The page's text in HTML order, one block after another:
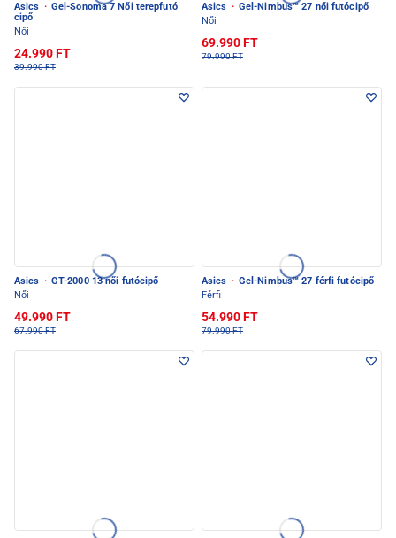
Asics · Gel-Sonoma 7 Női terepfutó
cipő
Női
24.990 FT
39.990 FT
Asics · Gel-Nimbus™ 27 női futócipő
Női
69.990 FT
79.990 FT
Asics · GT-2000 13 női futócipő
Női
49.990 FT
67.990 FT
Asics · Gel-Nimbus™ 27 férfi futócipő
Férfi
54.990 FT
79.990 FT